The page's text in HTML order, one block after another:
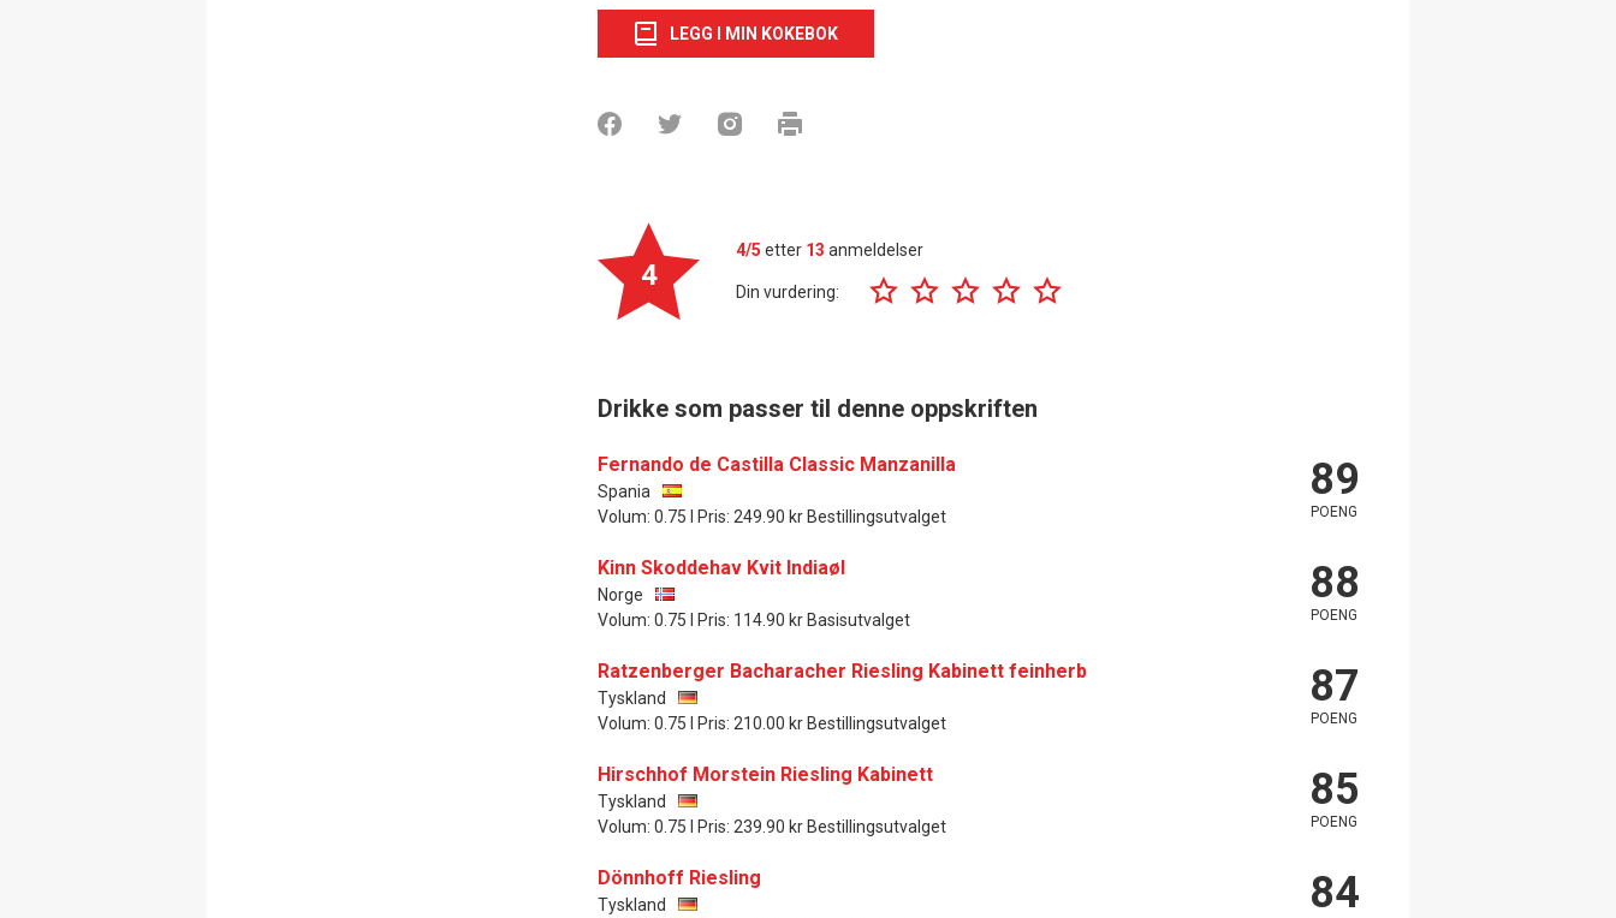
LEGG I MIN KOKEBOK
4
4/5 etter 13 anmeldelser
Din vurdering:
Drikke som passer til denne oppskriften
Fernando de Castilla Classic Manzanilla
Spania
Volum: 0.75 l Pris: 249.90 kr Bestillingsutvalget
89
POENG
Kinn Skoddehav Kvit Indiaøl
Norge
Volum: 0.75 l Pris: 114.90 kr Basisutvalget
88
POENG
Ratzenberger Bacharacher Riesling Kabinett feinherb
Tyskland
Volum: 0.75 l Pris: 210.00 kr Bestillingsutvalget
87
POENG
Hirschhof Morstein Riesling Kabinett
Tyskland
Volum: 0.75 l Pris: 239.90 kr Bestillingsutvalget
85
POENG
Dönnhoff Riesling
Tyskland
84